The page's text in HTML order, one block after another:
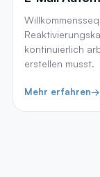
kontinuierlich
erstellen musst.
Mehr erfahren→